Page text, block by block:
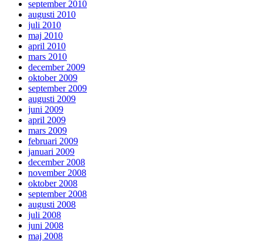
september 2010
augusti 2010
juli 2010
maj 2010
april 2010
mars 2010
december 2009
oktober 2009
september 2009
augusti 2009
juni 2009
april 2009
mars 2009
februari 2009
januari 2009
december 2008
november 2008
oktober 2008
september 2008
augusti 2008
juli 2008
juni 2008
maj 2008